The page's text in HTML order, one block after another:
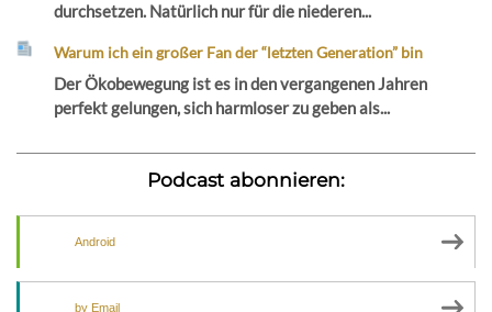
durchsetzen. Natürlich nur für die niederen...
Warum ich ein großer Fan der “letzten Generation” bin
Der Ökobewegung ist es in den vergangenen Jahren
perfekt gelungen, sich harmloser zu geben als...
Podcast abonnieren:
Android
by Email